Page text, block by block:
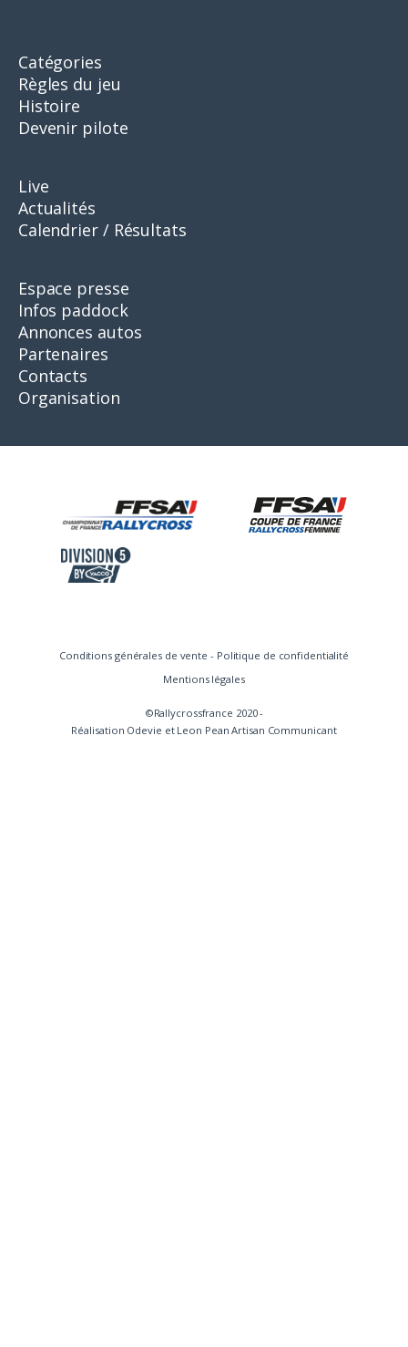
Catégories
Règles du jeu
Histoire
Devenir pilote
Live
Actualités
Calendrier / Résultats
Espace presse
Infos paddock
Annonces autos
Partenaires
Contacts
Organisation
Conditions générales de vente - Politique de confidentialité
Mentions légales
©Rallycrossfrance 2020 -
Réalisation Odevie et Leon Pean Artisan Communicant